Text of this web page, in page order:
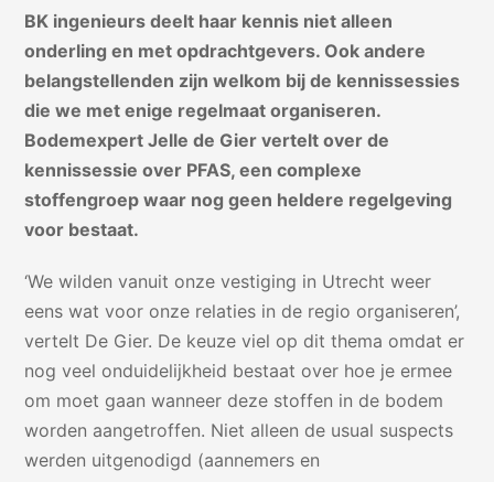
BK ingenieurs deelt haar kennis niet alleen
onderling en met opdrachtgevers. Ook andere
belangstellenden zijn welkom bij de kennissessies
die we met enige regelmaat organiseren.
Bodemexpert Jelle de Gier vertelt over de
kennissessie over PFAS, een complexe
stoffengroep waar nog geen heldere regelgeving
voor bestaat.
‘We wilden vanuit onze vestiging in Utrecht weer
eens wat voor onze relaties in de regio organiseren’,
vertelt De Gier. De keuze viel op dit thema omdat er
nog veel onduidelijkheid bestaat over hoe je ermee
om moet gaan wanneer deze stoffen in de bodem
worden aangetroffen. Niet alleen de usual suspects
werden uitgenodigd (aannemers en